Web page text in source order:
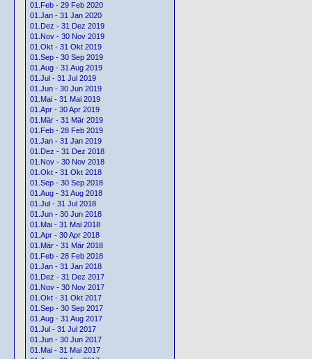
01.Feb - 29 Feb 2020
01.Jan - 31 Jan 2020
01.Dez - 31 Dez 2019
01.Nov - 30 Nov 2019
01.Okt - 31 Okt 2019
01.Sep - 30 Sep 2019
01.Aug - 31 Aug 2019
01.Jul - 31 Jul 2019
01.Jun - 30 Jun 2019
01.Mai - 31 Mai 2019
01.Apr - 30 Apr 2019
01.Mär - 31 Mär 2019
01.Feb - 28 Feb 2019
01.Jan - 31 Jan 2019
01.Dez - 31 Dez 2018
01.Nov - 30 Nov 2018
01.Okt - 31 Okt 2018
01.Sep - 30 Sep 2018
01.Aug - 31 Aug 2018
01.Jul - 31 Jul 2018
01.Jun - 30 Jun 2018
01.Mai - 31 Mai 2018
01.Apr - 30 Apr 2018
01.Mär - 31 Mär 2018
01.Feb - 28 Feb 2018
01.Jan - 31 Jan 2018
01.Dez - 31 Dez 2017
01.Nov - 30 Nov 2017
01.Okt - 31 Okt 2017
01.Sep - 30 Sep 2017
01.Aug - 31 Aug 2017
01.Jul - 31 Jul 2017
01.Jun - 30 Jun 2017
01.Mai - 31 Mai 2017